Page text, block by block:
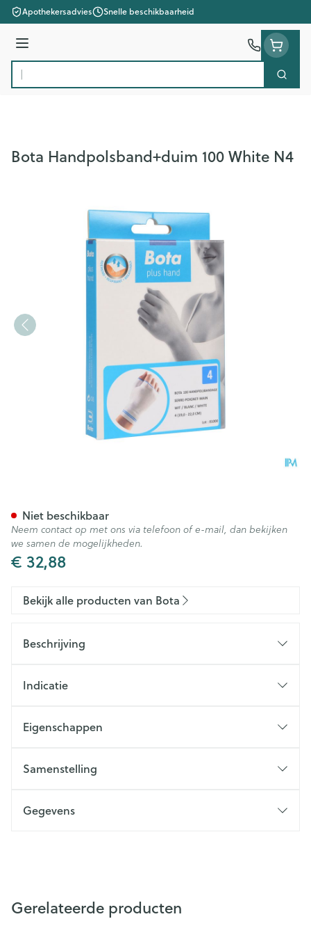
Ga naar de inhoud
Apothekersadvies Snelle beschikbaarheid
Menu
Product, merk, categorie...
Zoek
Bota Handpolsband+duim 100 White N4
€ 32,88
Niet beschikbaar
Neem contact op met ons via telefoon of e-mail, dan bekijken
we samen de mogelijkheden.
Bekijk alle producten van Bota
Beschrijving
Indicatie
Eigenschappen
Samenstelling
Gegevens
Gerelateerde producten